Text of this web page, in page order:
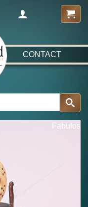
CONTACT
Fabulos